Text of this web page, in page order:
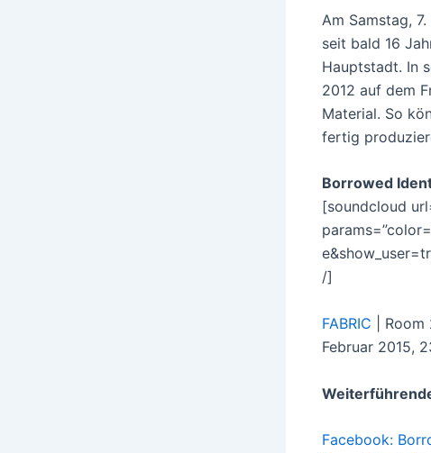
Am Samstag,
seit bald 16
Hauptstadt. In
2012 auf dem
Material. So
fertig
Borrowed
[soundcloud
/]
FABRIC
|
Februar 2015,
Facebook: